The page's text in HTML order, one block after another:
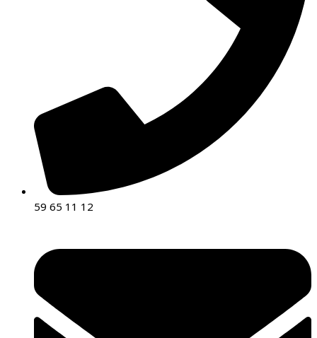
59 65 11 12